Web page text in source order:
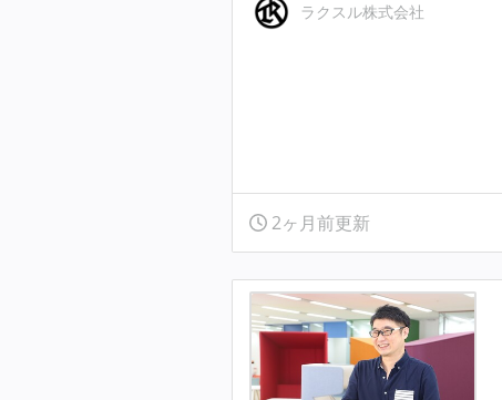
ラクスル株式会社
2ヶ月前更新